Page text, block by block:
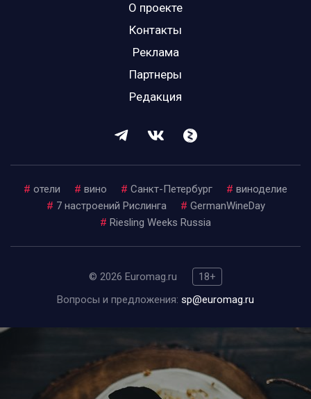
О проекте
Контакты
Реклама
Партнеры
Редакция
# отели # вино # Санкт-Петербург # виноделие
# 7 настроений Рислинга # GermanWineDay
# Riesling Weeks Russia
© 2026 Euromag.ru
18+
Вопросы и предложения: sp@euromag.ru